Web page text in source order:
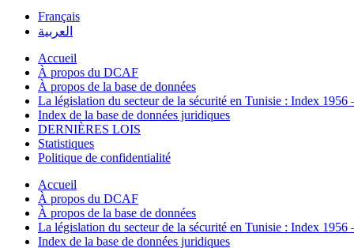
Français
العربية
Accueil
À propos du DCAF
À propos de la base de données
La législation du secteur de la sécurité en Tunisie : Index 1956
Index de la base de données juridiques
DERNIÈRES LOIS
Statistiques
Politique de confidentialité
Accueil
À propos du DCAF
À propos de la base de données
La législation du secteur de la sécurité en Tunisie : Index 1956
Index de la base de données juridiques